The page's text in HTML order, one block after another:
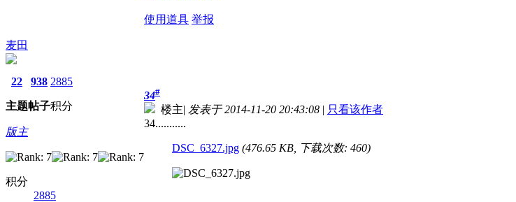
使用道具 举报
麦田
22
主题
938
帖子
2885
积分
版主
积分
2885
34#
楼主| 发表于 2014-11-20 20:43:08 | 只看该作者
34...........
DSC_6327.jpg (476.65 KB, 下载次数: 460)